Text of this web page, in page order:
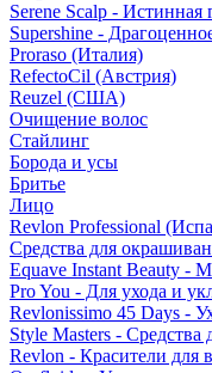
Serene Scalp - Истинная
Supershine -
Proraso (Италия)
RefectoCil (Австрия)
Reuzel (США)
Очищение волос
Стайлинг
Борода и усы
Бритье
Лицо
Revlon Professional
Средства для
Equave Instant Beauty -
Pro You - Для ухода и
Revlonissimo 45 Days -
Style Masters - Средства
Revlon - Красители для